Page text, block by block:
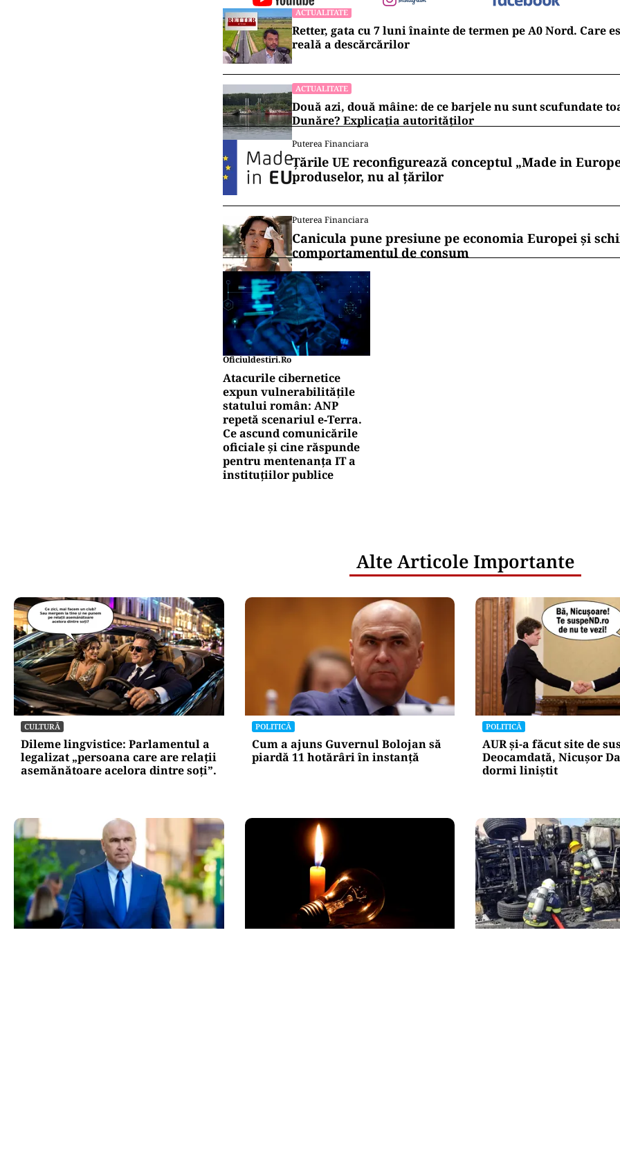
ACTUALITATE
Retter, gata cu 7 luni înainte de termen pe A0 Nord. Care
reală a descărcărilor
ACTUALITATE
Două azi, două mâine: de ce barjele nu sunt scufundate
Dunăre? Explicația autorităților
Puterea Financiara
Țările UE reconfigurează conceptul „Made in
produselor, nu al țărilor
Puterea Financiara
Canicula pune presiune pe economia Europei și
comportamentul de consum
Oficiuldestiri.ro
Atacurile cibernetice
expun vulnerabilitățile
statului român: ANP
repetă scenariul e‑Terra.
Ce ascund comunicările
oficiale și cine răspunde
pentru mentenanța IT a
instituțiilor publice
Alte Articole Importante
CULTURĂ
Dileme lingvistice: Parlamentul a
legalizat „persoana care are relații
asemănătoare acelora dintre soți”.
POLITICĂ
Cum a ajuns Guvernul Bolojan să
piardă 11 hotărâri în instanță
POLITICĂ
AUR și-a făcut site de
Deocamdată, Nicușor
dormi liniștit